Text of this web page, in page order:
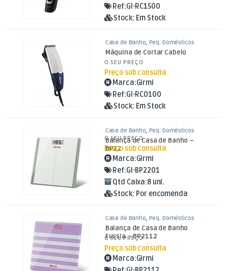
Ref:GI-RC1500
Stock: Em Stock
Casa de Banho, Peq. Domésticos
Máquina de Cortar Cabelo
O SEU PREÇO
Preço sob consulta
Marca:Girmi
Ref:GI-RC0100
Stock: Em Stock
Casa de Banho, Peq. Domésticos
Balança de Casa de Banho –
BP22
O SEU PREÇO
Preço sob consulta
Marca:Girmi
Ref:GI-BP2201
Qtd Caixa:8 uni.
Stock: Por encomenda
Casa de Banho, Peq. Domésticos
Balança de Casa de Banho
Fucsia – BP2112
O SEU PREÇO
Preço sob consulta
Marca:Girmi